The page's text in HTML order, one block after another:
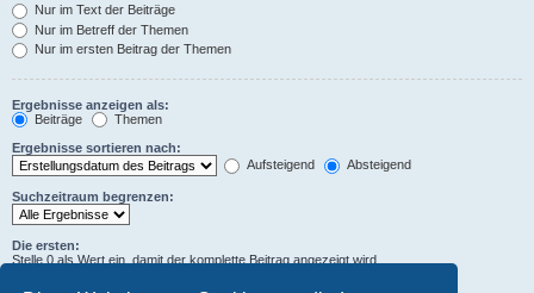
Nur im Text der Beiträge
Nur im Betreff der Themen
Nur im ersten Beitrag der Themen
Ergebnisse anzeigen als:
Beiträge
Themen
Ergebnisse sortieren nach:
Aufsteigend
Absteigend
Suchzeitraum begrenzen:
Die ersten:
Stelle 0 als Wert ein, damit der komplette Beitrag angezeigt wird.